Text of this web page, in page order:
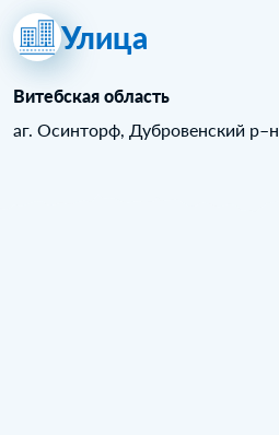
Улица
Витебская область
аг. Осинторф, Дубровенский р–н